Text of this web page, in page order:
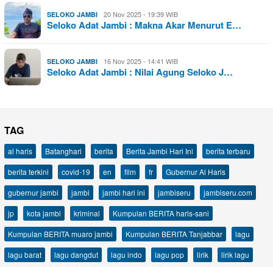
SELOKO JAMBI 20 Nov 2025 - 19:39 WIB
Seloko Adat Jambi : Makna Akar Menurut E…
SELOKO JAMBI 16 Nov 2025 - 14:41 WIB
Seloko Adat Jambi : Nilai Agung Seloko J…
TAG
al haris Batanghari berita Berita Jambi Hari Ini
berita terbaru
berita terkini
covid-19 en film fr
Gubernur Al Haris
gubernur jambi
jambi jambi hari ini jambiseru
jambiseru.com
jp
kota jambi kriminal
Kumpulan BERITA haris-sani
Kumpulan BERITA muaro jambi
Kumpulan BERITA Tanjabbar
lagu
lagu barat
lagu dangdut lagu indo lagu pop lirik
lirik lagu